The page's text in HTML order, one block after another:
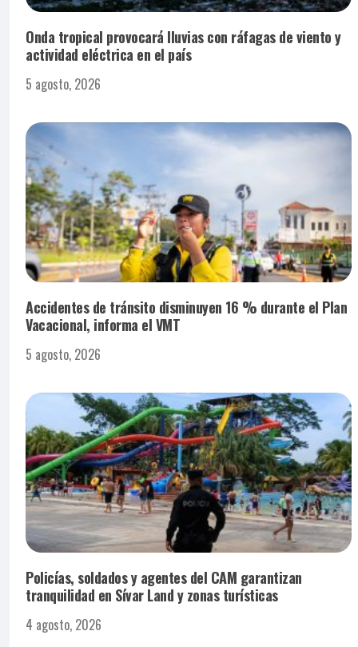
Onda tropical provocará lluvias con ráfagas de viento y
actividad eléctrica en el país
5 agosto, 2026
Accidentes de tránsito disminuyen 16 % durante el Plan
Vacacional, informa el VMT
5 agosto, 2026
Policías, soldados y agentes del CAM garantizan
tranquilidad en Sívar Land y zonas turísticas
4 agosto, 2026